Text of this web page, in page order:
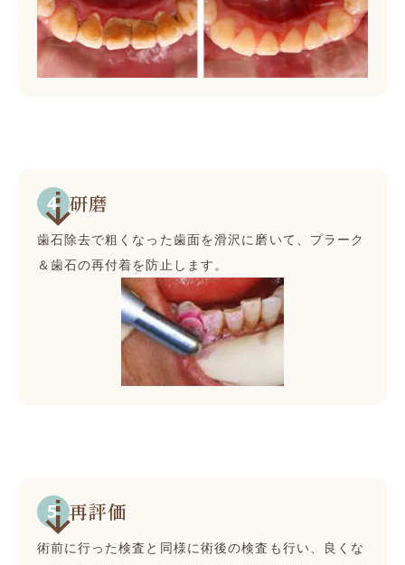
研磨
歯石除去で粗くなった歯面を滑沢に磨いて、プラーク
＆歯石の再付着を防止します。
再評価
術前に行った検査と同様に術後の検査も行い、良くな